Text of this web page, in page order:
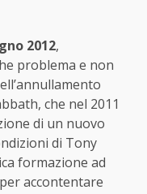
2012,
problema e non
che nel 2011
di un nuovo
di Tony
formazione ad
accontentare